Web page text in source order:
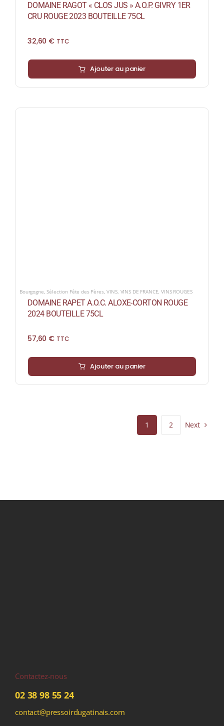
DOMAINE RAGOT « CLOS JUS » A.O.P. GIVRY 1ER
CRU ROUGE 2023 BOUTEILLE 75CL
32,60 € TTC
Ajouter au panier
Bourgogne,Sélection Fête des Pères,VINS, VINS DE FRANCE,VINS ROUGES
DOMAINE RAPET A.O.C. ALOXE-CORTON ROUGE
2024 BOUTEILLE 75CL
57,60 € TTC
Ajouter au panier
1 2 Next
Contactez-nous
02 38 98 55 24
contact@pressoirdugatinais.com